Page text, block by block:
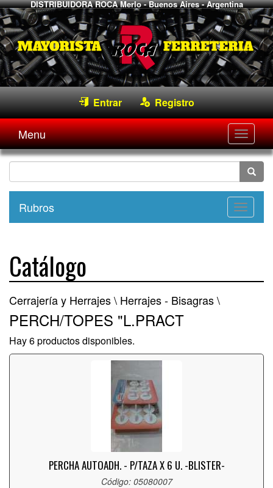
DISTRIBUIDORA ROCA Merlo - Buenos Aires - Argentina
Entrar Registro
Menu
Rubros
Catálogo
Cerrajería y Herrajes \ Herrajes - Bisagras \
PERCH/TOPES "L.PRACT
Hay 6 productos disponibles.
PERCHA AUTOADH. - P/TAZA X 6 U. -BLISTER-
Código: 05080007